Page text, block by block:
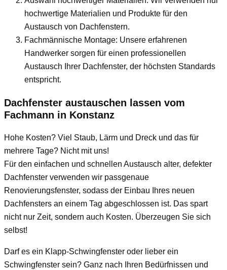
hochwertige Materialien und Produkte für den
Austausch von Dachfenstern.
Fachmännische Montage: Unsere erfahrenen
Handwerker sorgen für einen professionellen
Austausch Ihrer Dachfenster, der höchsten Standards
entspricht.
Dachfenster austauschen lassen vom
Fachmann in Konstanz
Hohe Kosten? Viel Staub, Lärm und Dreck und das für
mehrere Tage? Nicht mit uns!
Für den einfachen und schnellen Austausch alter, defekter
Dachfenster verwenden wir passgenaue
Renovierungsfenster, sodass der Einbau Ihres neuen
Dachfensters an einem Tag abgeschlossen ist. Das spart
nicht nur Zeit, sondern auch Kosten. Überzeugen Sie sich
selbst!
Darf es ein Klapp-Schwingfenster oder lieber ein
Schwingfenster sein? Ganz nach Ihren Bedürfnissen und